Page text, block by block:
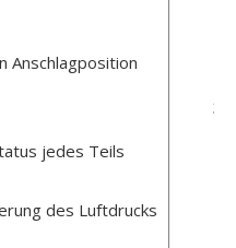
Anschlagposition
jedes Teils
des Luftdrucks
3.